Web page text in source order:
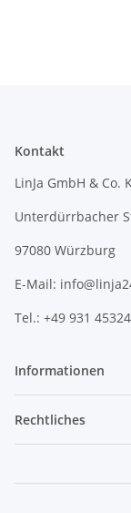
Kontakt
LinJa GmbH & Co.
Unterdürrbacher
97080 Würzburg
E-Mail:
Tel.: +49 931
Informationen
Rechtliches